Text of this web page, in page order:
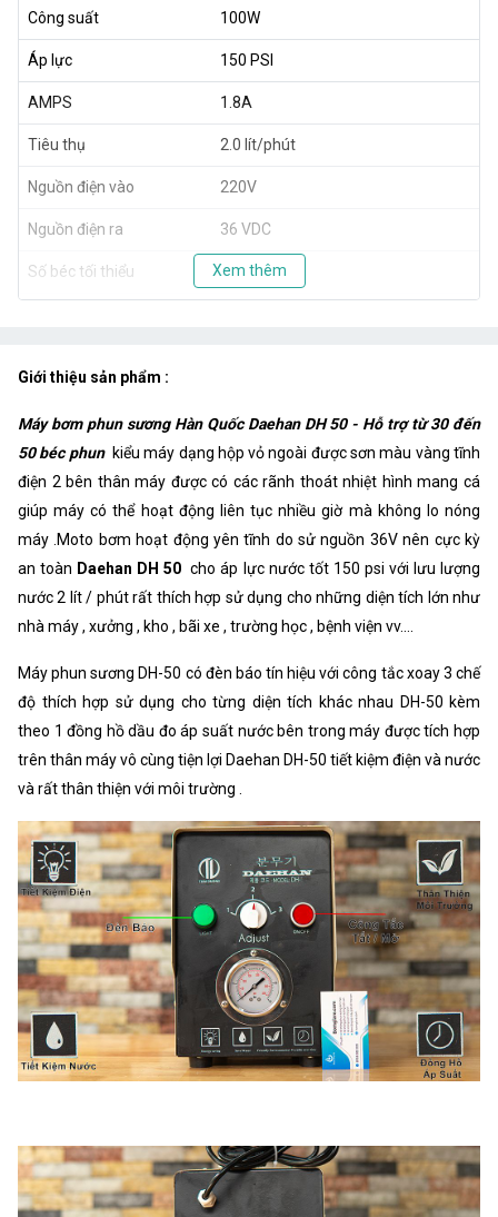
Công suất 100W
Áp lực 150 PSI
AMPS 1.8A
Tiêu thụ 2.0 lít/phút
Nguồn điện vào 220V
Nguồn điện ra 36 VDC
Số béc tối thiểu 30 béc
Xem thêm
Giới thiệu sản phẩm :
Máy bơm phun sương Hàn Quốc Daehan DH 50 - Hỗ trợ từ 30 đến
50 béc phun kiểu máy dạng hộp vỏ ngoài được sơn màu vàng tĩnh
điện 2 bên thân máy được có các rãnh thoát nhiệt hình mang cá
giúp máy có thể hoạt động liên tục nhiều giờ mà không lo nóng
máy .Moto bơm hoạt động yên tĩnh do sử nguồn 36V nên cực kỳ
an toàn Daehan DH 50 cho áp lực nước tốt 150 psi với lưu lượng
nước 2 lít / phút rất thích hợp sử dụng cho những diện tích lớn như
nhà máy , xưởng , kho , bãi xe , trường học , bệnh viện vv....
Máy phun sương DH-50 có đèn báo tín hiệu với công tắc xoay 3 chế
độ thích hợp sử dụng cho từng diện tích khác nhau DH-50 kèm
theo 1 đồng hồ dầu đo áp suất nước bên trong máy được tích hợp
trên thân máy vô cùng tiện lợi Daehan DH-50 tiết kiệm điện và nước
và rất thân thiện với môi trường .